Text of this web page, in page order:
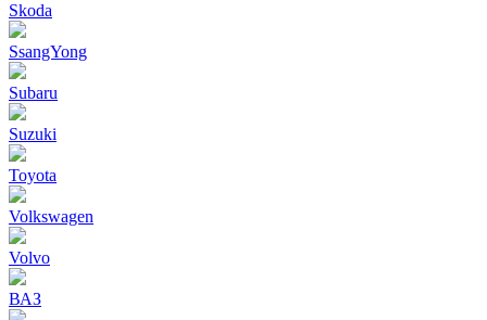
Skoda
SsangYong
Subaru
Suzuki
Toyota
Volkswagen
Volvo
ВАЗ